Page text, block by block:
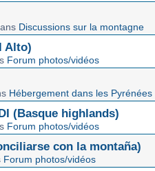
Discussions sur la montagne
Alto)
Forum photos/vidéos
Hébergement dans les Pyrénées
(Basque highlands)
Forum photos/vidéos
con la montaña)
Forum photos/vidéos